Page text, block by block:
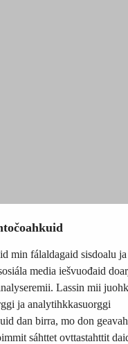
min fálaldagaid sisdoalu ja
media iešvuođaid
Lassin mii
ja analytihkkasuorggi
dan birra, mo don
sáhttet ovttastahttit